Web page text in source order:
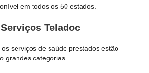
em todos os 50 estados.
Teladoc
os serviços de saúde prestados estão
grandes categorias: